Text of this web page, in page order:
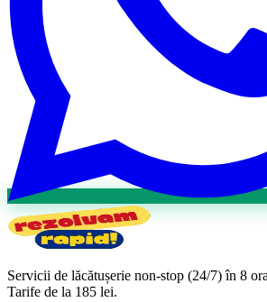
Servicii de lăcătușerie non-stop (24/7) în 8
Tarife de la 185 lei.